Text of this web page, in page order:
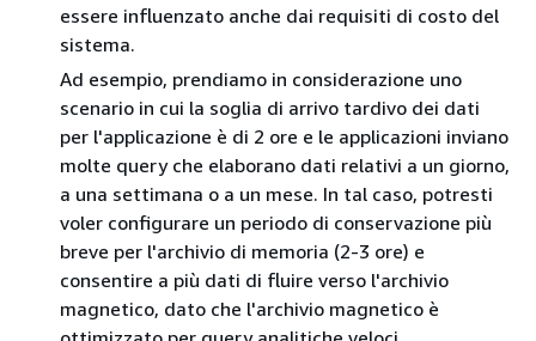
essere influenzato anche dai requisiti di costo del
sistema.
Ad esempio, prendiamo in considerazione uno
scenario in cui la soglia di arrivo tardivo dei dati
per l'applicazione è di 2 ore e le applicazioni inviano
molte query che elaborano dati relativi a un giorno,
a una settimana o a un mese. In tal caso, potresti
voler configurare un periodo di conservazione più
breve per l'archivio di memoria (2-3 ore) e
consentire a più dati di fluire verso l'archivio
magnetico, dato che l'archivio magnetico è